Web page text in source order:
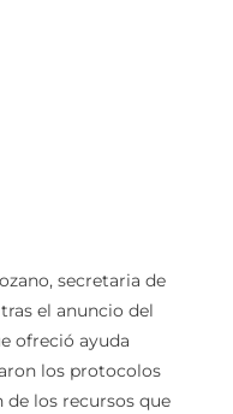
secretaria de
el anuncio del
ofreció ayuda
los protocolos
los recursos que